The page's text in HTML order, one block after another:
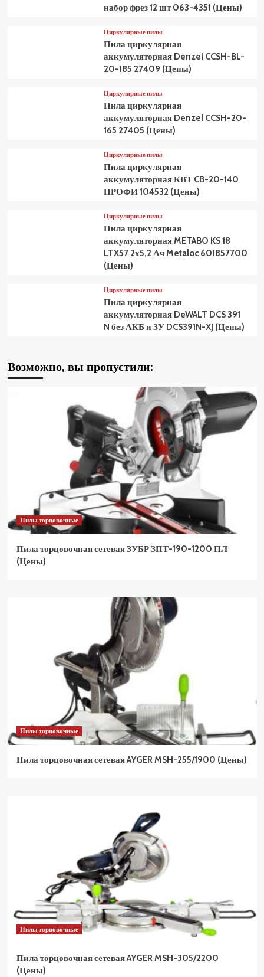
набор фрез 12 шт 063-4351 (Цены)
Циркулярные пилы
Пила циркулярная
аккумуляторная Denzel CCSH-BL-
20-185 27409 (Цены)
Циркулярные пилы
Пила циркулярная
аккумуляторная Denzel CCSH-20-
165 27405 (Цены)
Циркулярные пилы
Пила циркулярная
аккумуляторная КВТ CB-20-140
ПРОФИ 104532 (Цены)
Циркулярные пилы
Пила циркулярная
аккумуляторная METABO KS 18
LTX57 2х5,2 Ач Metaloc 601857700
(Цены)
Циркулярные пилы
Пила циркулярная
аккумуляторная DeWALT DCS 391
N без АКБ и ЗУ DCS391N-XJ (Цены)
Возможно, вы пропустили:
Пилы торцовочные
Пила торцовочная сетевая ЗУБР ЗПТ-190-1200 ПЛ
(Цены)
Пилы торцовочные
Пила торцовочная сетевая AYGER MSH-255/1900 (Цены)
Пилы торцовочные
Пила торцовочная сетевая AYGER MSH-305/2200
(Цены)